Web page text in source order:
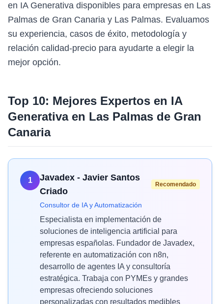
en IA Generativa disponibles para empresas en Las
Palmas de Gran Canaria y Las Palmas. Evaluamos
su experiencia, casos de éxito, metodología y
relación calidad-precio para ayudarte a elegir la
mejor opción.
Top 10: Mejores Expertos en IA
Generativaen Las Palmas de Gran
Canaria
1
Javadex - Javier Santos
Criado
Recomendado
Consultor de IA y Automatización
Especialista en implementación de
soluciones de inteligencia artificial para
empresas españolas. Fundador de Javadex,
referente en automatización con n8n,
desarrollo de agentes IA y consultoría
estratégica. Trabaja con PYMEs y grandes
empresas ofreciendo soluciones
personalizadas con resultados medibles